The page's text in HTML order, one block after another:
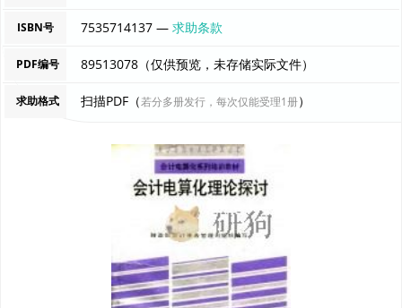
ISBN号 7535714137 —求助条款
PDF编号 89513078（仅供预览，未存储实际文件）
求助格式 扫描PDF（若分多册发行，每次仅能受理1册）